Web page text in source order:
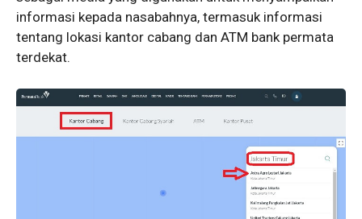
informasi kepada nasabahnya, termasuk informasi
tentang lokasi kantor cabang dan ATM bank permata
terdekat.